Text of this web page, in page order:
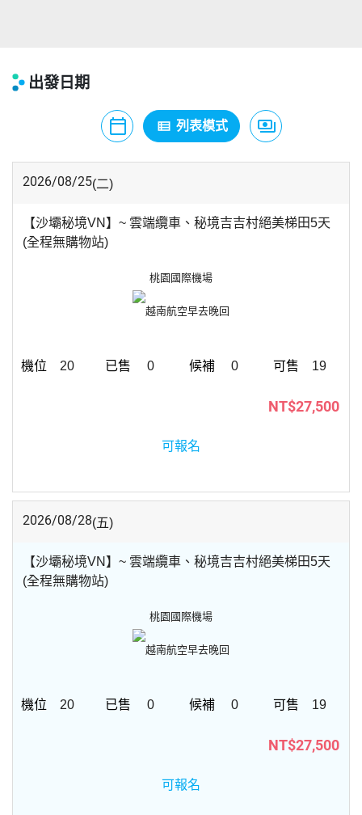
出發日期
calendar_today
月曆模式
view_list
列表模式 payments
價格模式
2026/08/25(二)
【沙壩秘境VN】~ 雲端纜車、秘境吉吉村絕美梯田5天
(全程無購物站)
桃園國際機場
越南航空早去晚回
20 0 0 19
NT$27,500
可報名
2026/08/28(五)
【沙壩秘境VN】~ 雲端纜車、秘境吉吉村絕美梯田5天
(全程無購物站)
桃園國際機場
越南航空早去晚回
20 0 0 19
NT$27,500
可報名